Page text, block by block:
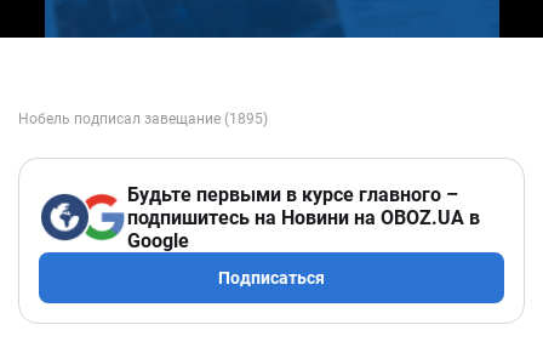
Будьте первыми в курсе главного –
подпишитесь на Новини на OBOZ.UA в
Google
Подписаться